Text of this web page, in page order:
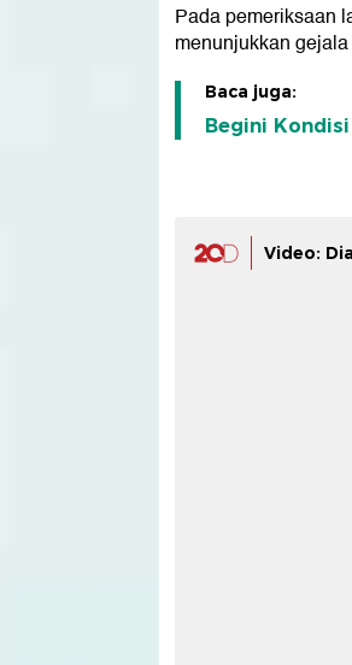
Pada pemeriksaan
menunjukkan
Baca juga:
Begini
Video: